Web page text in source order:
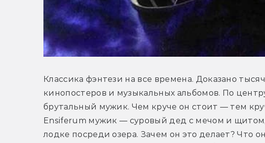
Классика фэнтези на все времена. Доказано
кинопостеров и музыкальных альбомов. По
брутальный мужик. Чем круче он стоит — тем
Ensiferum мужик — суровый дед с мечом и щитом,
лодке посреди озера. Зачем он это делает? Что